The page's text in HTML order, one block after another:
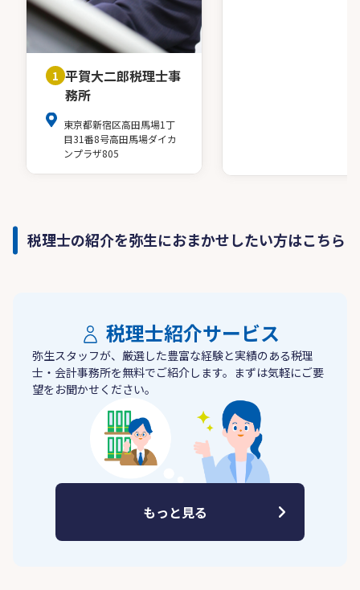
1 平賀大二郎税理士事
務所
東京都新宿区高田馬場1丁
目31番8号高田馬場ダイカ
ンプラザ805
税理士の紹介を弥生におまかせしたい方はこちら
税理士紹介サービス
弥生スタッフが、厳選した豊富な経験と実績のある税理
士・会計事務所を無料でご紹介します。まずは気軽にご要
望をお聞かせください。
もっと見る